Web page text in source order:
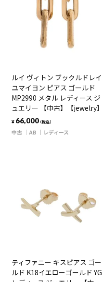
ルイ ヴィトン ブックルドレイ
ユマイヨン ピアス ゴールド
MP2990 メタル レディース ジ
ュエリー 【中古】【jewelry】
¥ 66,000（税込）
中古 AB レディース
ティファニー キスピアス ゴー
ルド K18イエローゴールド YG